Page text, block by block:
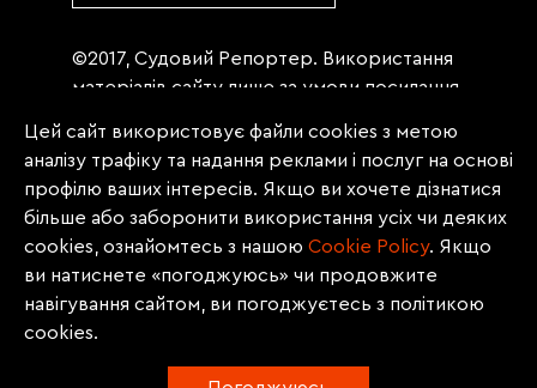
©2017, Судовий Репортер. Використання
матеріалів сайту лише за умови посилання
«Судовий репортер» не нижче третього
абзацу. Матеріали, щодо яких міститься
заборона на повну републікацію
(передрук, копіювання, відтворення або
інше використання), заборонено
передруковувати без згоди редакції.
Матеріали з позначкою PROMOTED, ЗА
Цей сайт використовує файли cookies з метою
аналізу трафіку та надання реклами і послуг на основі
профілю ваших інтересів. Якщо ви хочете дізнатися
більше або заборонити використання усіх чи деяких
cookies, ознайомтесь з нашою Сookie Policy. Якщо
ви натиснете «погоджуюсь» чи продовжите
навігування сайтом, ви погоджуєтесь з політикою
cookies.